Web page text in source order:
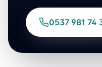
0537 981 74